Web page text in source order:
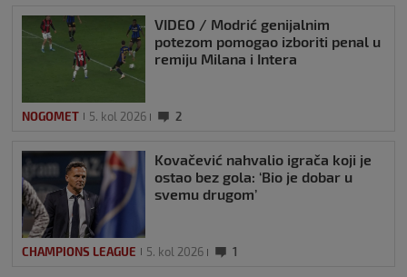
VIDEO / Modrić genijalnim
potezom pomogao izboriti penal u
remiju Milana i Intera
NOGOMET 5. kol 2026 2
Kovačević nahvalio igrača koji je
ostao bez gola: ‘Bio je dobar u
svemu drugom’
CHAMPIONS LEAGUE 5. kol 2026 1